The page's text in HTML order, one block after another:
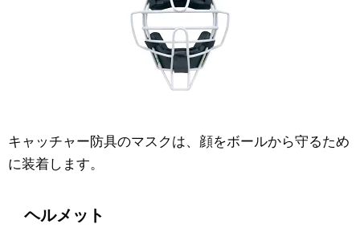
キャッチャー防具のマスクは、顔をボールから守るため
に装着します。
ヘルメット